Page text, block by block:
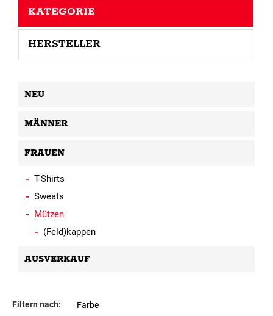
KATEGORIE
HERSTELLER
NEU
MÄNNER
FRAUEN
T-Shirts
Sweats
Mützen
(Feld)kappen
AUSVERKAUF
Filtern nach: Farbe